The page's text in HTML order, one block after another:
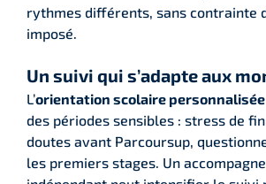
rythmes différents, sans contrainte
imposé.
Un suivi qui s’adapte aux
L’orientation scolaire personnalisée
des périodes sensibles : stress de fin
doutes avant Parcoursup,
les premiers stages. Un